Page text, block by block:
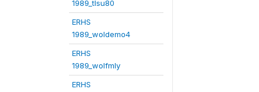
1989_tlsu80
ERHS
1989_woldemo4
ERHS
1989_wolfmly
ERHS